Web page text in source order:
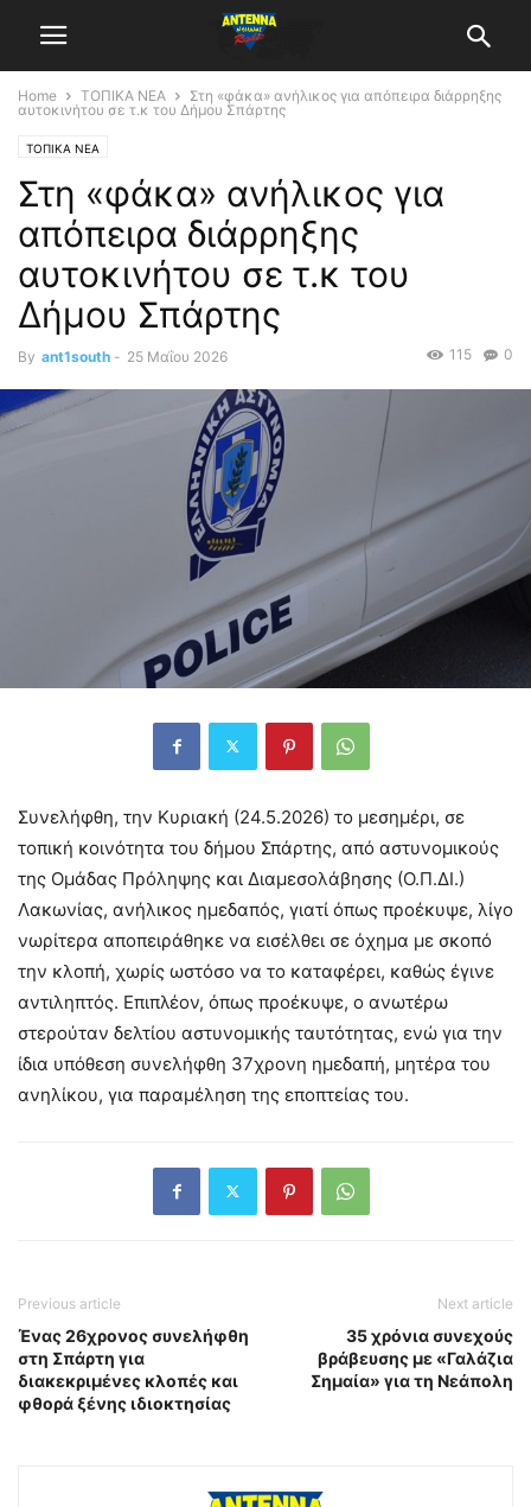
Home ΤΟΠΙΚΑ ΝΕΑ
Στη «φάκα» ανήλικος για απόπειρα διάρρηξης
αυτοκινήτου σε τ.κ του Δήμου Σπάρτης
ΤΟΠΙΚΑ ΝΕΑ
Στη «φάκα» ανήλικος για
απόπειρα διάρρηξης
αυτοκινήτου σε τ.κ του
Δήμου Σπάρτης
By ant1south - 25 Μαΐου 2026 0
115
Συνελήφθη, την Κυριακή (24.5.2026) το μεσημέρι, σε
τοπική κοινότητα του δήμου Σπάρτης, από αστυνομικούς
της Ομάδας Πρόληψης και Διαμεσολάβησης (Ο.Π.ΔΙ.)
Λακωνίας, ανήλικος ημεδαπός, γιατί όπως προέκυψε, λίγο
νωρίτερα αποπειράθηκε να εισέλθει σε όχημα με σκοπό
την κλοπή, χωρίς ωστόσο να το καταφέρει, καθώς έγινε
αντιληπτός. Επιπλέον, όπως προέκυψε, ο ανωτέρω
στερούταν δελτίου αστυνομικής ταυτότητας, ενώ για την
ίδια υπόθεση συνελήφθη 37χρονη ημεδαπή, μητέρα του
ανηλίκου, για παραμέληση της εποπτείας του.
Previous article
Ένας 26χρονος συνελήφθη
στη Σπάρτη για
διακεκριμένες κλοπές και
φθορά ξένης ιδιοκτησίας
Next article
35 χρόνια συνεχούς
βράβευσης με «Γαλάζια
Σημαία» για τη Νεάπολη